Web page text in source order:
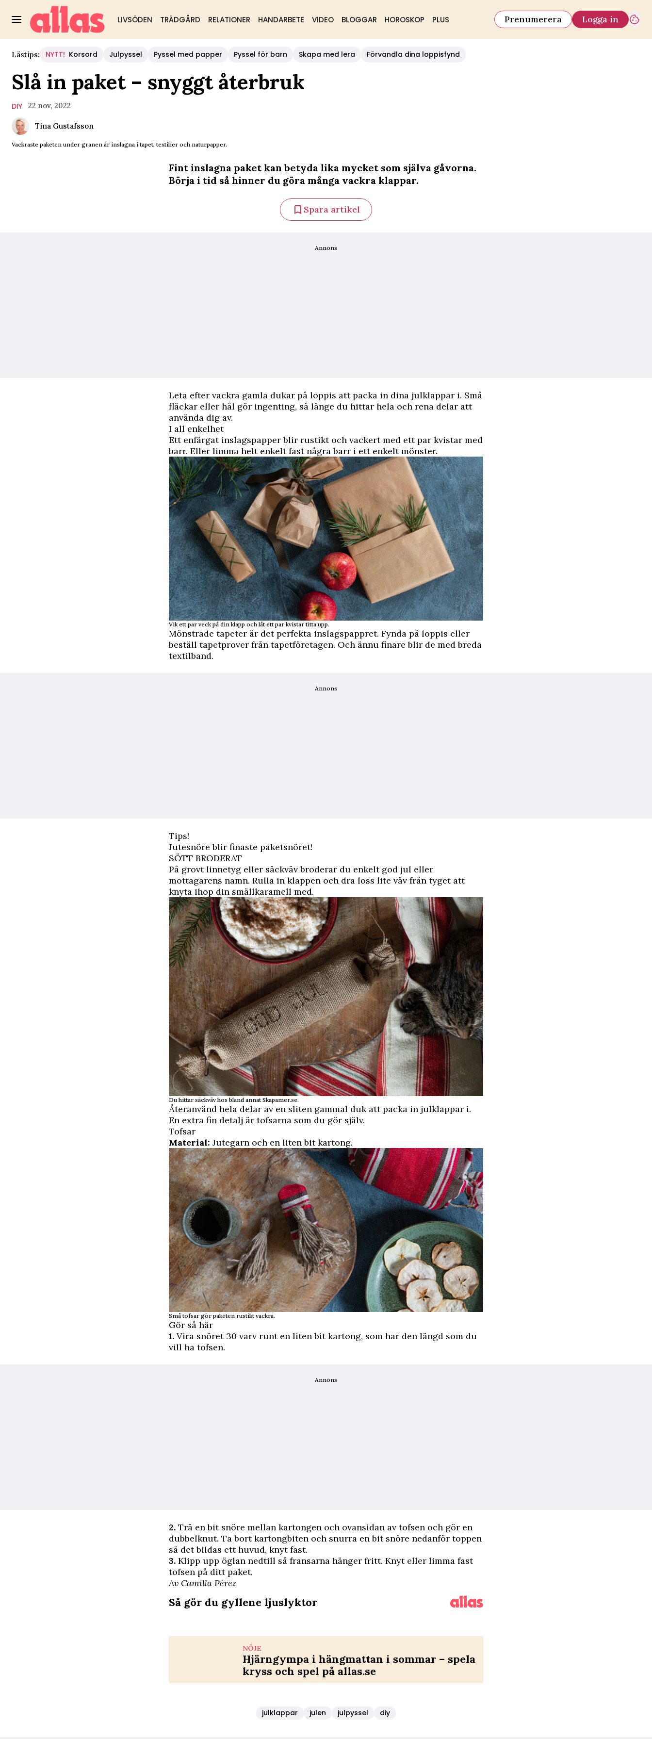
LIVSÖDEN TRÄDGÅRD RELATIONER HANDARBETE VIDEO BLOGGAR HOROSKOP PLUS Prenumerera Logga in
Lästips: NYTT! Korsord Julpyssel Pyssel med papper Pyssel för barn Skapa med lera Förvandla dina loppisfynd
Slå in paket – snyggt återbruk
DIY 22 nov, 2022
Tina Gustafsson
Vackraste paketen under granen är inslagna i tapet, textilier och naturpapper.
Fint inslagna paket kan betyda lika mycket som själva gåvorna.
Börja i tid så hinner du göra många vackra klappar.
Spara artikel
Annons
Leta efter vackra gamla dukar på loppis att packa in dina julklappar i. Små
fläckar eller hål gör ingenting, så länge du hittar hela och rena delar att
använda dig av.
I all enkelhet
Ett enfärgat inslagspapper blir rustikt och vackert med ett par kvistar med
barr. Eller limma helt enkelt fast några barr i ett enkelt mönster.
Vik ett par veck på din klapp och låt ett par kvistar titta upp.
Mönstrade tapeter är det perfekta inslagspappret. Fynda på loppis eller
beställ tapetprover från tapetföretagen. Och ännu finare blir de med breda
textilband.
Annons
Tips!
Jutesnöre blir finaste paketsnöret!
SÖTT BRODERAT
På grovt linnetyg eller säckväv broderar du enkelt god jul eller
mottagarens namn. Rulla in klappen och dra loss lite väv från tyget att
knyta ihop din smällkaramell med.
Du hittar säckväv hos bland annat Skapamer.se.
Återanvänd hela delar av en sliten gammal duk att packa in julklappar i.
En extra fin detalj är tofsarna som du gör själv.
Tofsar
Material: Jutegarn och en liten bit kartong.
Små tofsar gör paketen rustikt vackra.
Gör så här
1. Vira snöret 30 varv runt en liten bit kartong, som har den längd som du
vill ha tofsen.
Annons
2. Trä en bit snöre mellan kartongen och ovansidan av tofsen och gör en
dubbelknut. Ta bort kartongbiten och snurra en bit snöre nedanför toppen
så det bildas ett huvud, knyt fast.
3. Klipp upp öglan nedtill så fransarna hänger fritt. Knyt eller limma fast
tofsen på ditt paket.
Av Camilla Pérez
Så gör du gyllene ljuslyktor
NÖJE
Hjärngympa i hängmattan i sommar – spela
kryss och spel på allas.se
julklappar julen julpyssel diy